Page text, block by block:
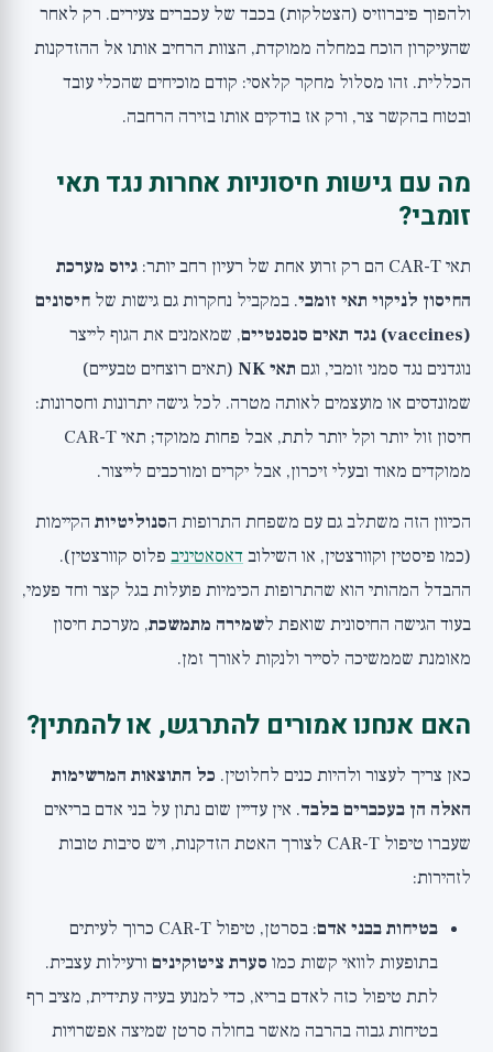
ולהפוך פיברוזיס (הצטלקות) בכבד של עכברים צעירים. רק לאחר
שהעיקרון הוכח במחלה ממוקדת, הצוות הרחיב אותו אל ההזדקנות
הכללית. זהו מסלול מחקר קלאסי: קודם מוכיחים שהכלי עובד
ובטוח בהקשר צר, ורק אז בודקים אותו בזירה הרחבה.
מה עם גישות חיסוניות אחרות נגד תאי
זומבי?
תאי CAR-T הם רק זרוע אחת של רעיון רחב יותר:
גיוס מערכת
החיסון לניקוי תאי זומבי. במקביל נחקרות גם גישות של חיסונים
(vaccines) נגד תאים סנסנטיים
, שמאמנים את הגוף לייצר
נוגדנים נגד סמני זומבי, וגם תאי NK
(תאים רוצחים טבעיים)
שמונדסים או מועצמים לאותה מטרה. לכל גישה יתרונות וחסרונות:
חיסון זול יותר וקל יותר לתת, אבל פחות ממוקד; תאי CAR-T
ממוקדים מאוד ובעלי זיכרון, אבל יקרים ומורכבים לייצור.
הכיוון הזה משתלב גם עם משפחת התרופות הסנוליטיות הקיימות
(כמו פיסטין וקוורצטין, או השילוב דאסאטיניב פלוס קוורצטין).
ההבדל המהותי הוא שהתרופות הכימיות פועלות בגל קצר וחד פעמי,
בעוד הגישה החיסונית שואפת לשמירה מתמשכת, מערכת חיסון
מאומנת שממשיכה לסייר ולנקות לאורך זמן.
האם אנחנו אמורים להתרגש, או להמתין?
כאן צריך לעצור ולהיות כנים לחלוטין. כל התוצאות המרשימות
האלה הן בעכברים בלבד. אין עדיין שום נתון על בני אדם בריאים
שעברו טיפול CAR-T לצורך האטת הזדקנות, ויש סיבות טובות
לזהירות:
בטיחות בבני אדם
: בסרטן, טיפול CAR-T כרוך לעיתים
בתופעות לוואי קשות כמו סערת ציטוקינים ורעילות עצבית.
לתת טיפול כזה לאדם בריא, כדי למנוע בעיה עתידית, מציב רף
בטיחות גבוה בהרבה מאשר בחולה סרטן שמיצה אפשרויות